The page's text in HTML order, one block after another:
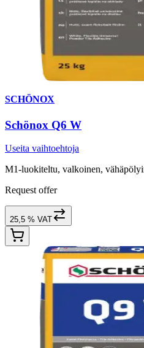
SCHÖNOX
Schönox Q6 W
Useita vaihtoehtoja
M1-luokiteltu, valkoinen,
Request offer
25,5 % VAT